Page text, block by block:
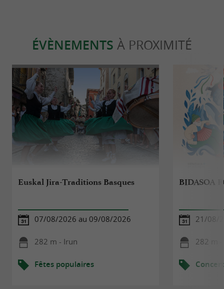
ÉVÈNEMENTS À PROXIMITÉ
Euskal Jira-Traditions Basques
07/08/2026 au 09/08/2026
282 m - Irun
Fêtes populaires
BIDASOA
21/08/
282 m